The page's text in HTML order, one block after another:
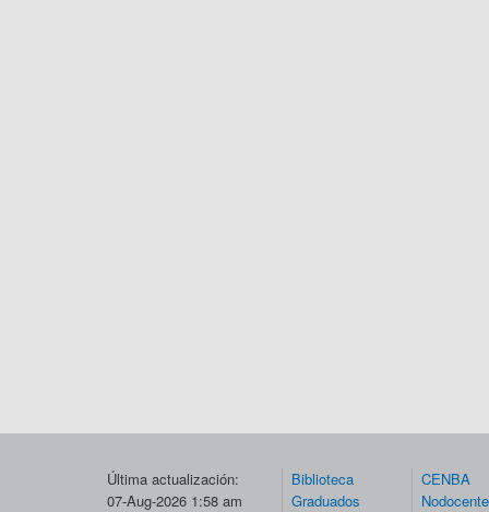
Última actualización:
07-Aug-2026 1:58 am
Biblioteca
Graduados
CENBA